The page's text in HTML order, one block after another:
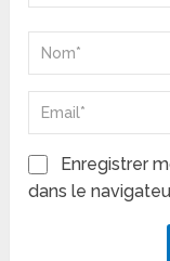
Enregistrer
dans le